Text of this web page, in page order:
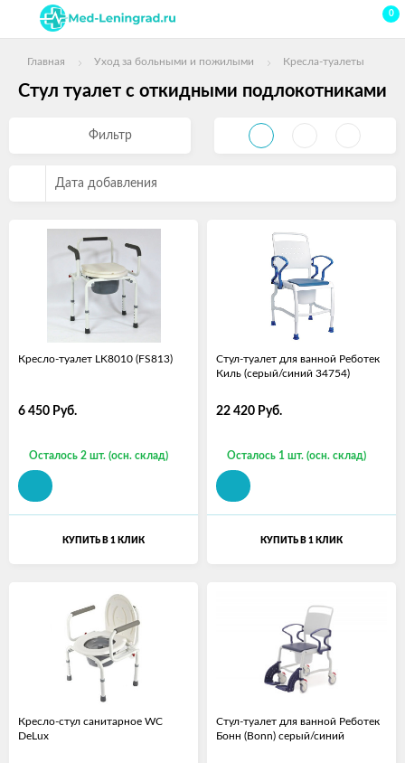
0
Главная Уход за больными и пожилыми Кресла-туалеты
Стул туалет с откидными подлокотниками
Фильтр
Дата добавления
Кресло-туалет LK8010 (FS813)
6 450 Руб.
Осталось 2 шт. (осн. склад)
КУПИТЬ В 1 КЛИК
Стул-туалет для ванной Реботек
Киль (серый/синий 34754)
22 420 Руб.
Осталось 1 шт. (осн. склад)
КУПИТЬ В 1 КЛИК
Кресло-стул санитарное WC
DeLux
Стул-туалет для ванной Реботек
Бонн (Bonn) серый/синий